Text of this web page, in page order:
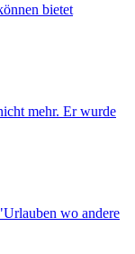
bietet
mehr. Er wurde
wo andere